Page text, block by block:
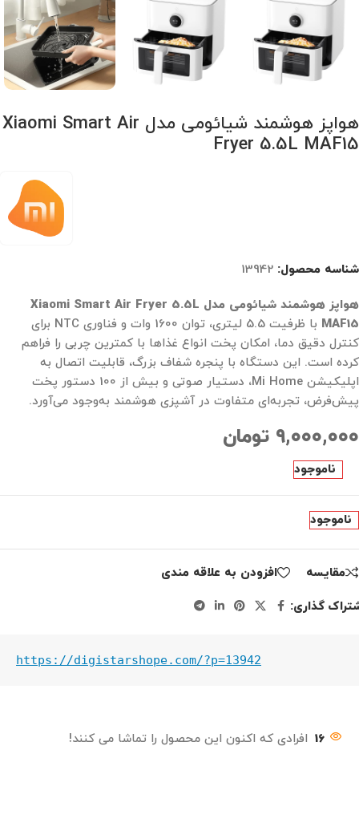
هواپز هوشمند شیائومی مدل Xiaomi Smart Air
Fryer 5.5L MAF15
شناسه محصول: 13942
هواپز هوشمند شیائومی مدل Xiaomi Smart Air Fryer 5.5L
MAF15
با ظرفیت 5.5 لیتری، توان 1600 وات و فناوری NTC برای
کنترل دقیق دما، امکان پخت انواع غذاها با کمترین چربی را فراهم
کرده است. این دستگاه با پنجره شفاف بزرگ، قابلیت اتصال به
اپلیکیشن Mi Home، دستیار صوتی و بیش از 100 دستور پخت
پیش‌فرض، تجربه‌ای متفاوت در آشپزی هوشمند به‌وجود می‌آورد.
۹,۰۰۰,۰۰۰ تومان
ناموجود
ناموجود
مقايسه
افزودن به علاقه مندی
گذاری:
https://digistarshope.com/?p=13942
16 افرادی که اکنون این محصول را تماشا می کنند!